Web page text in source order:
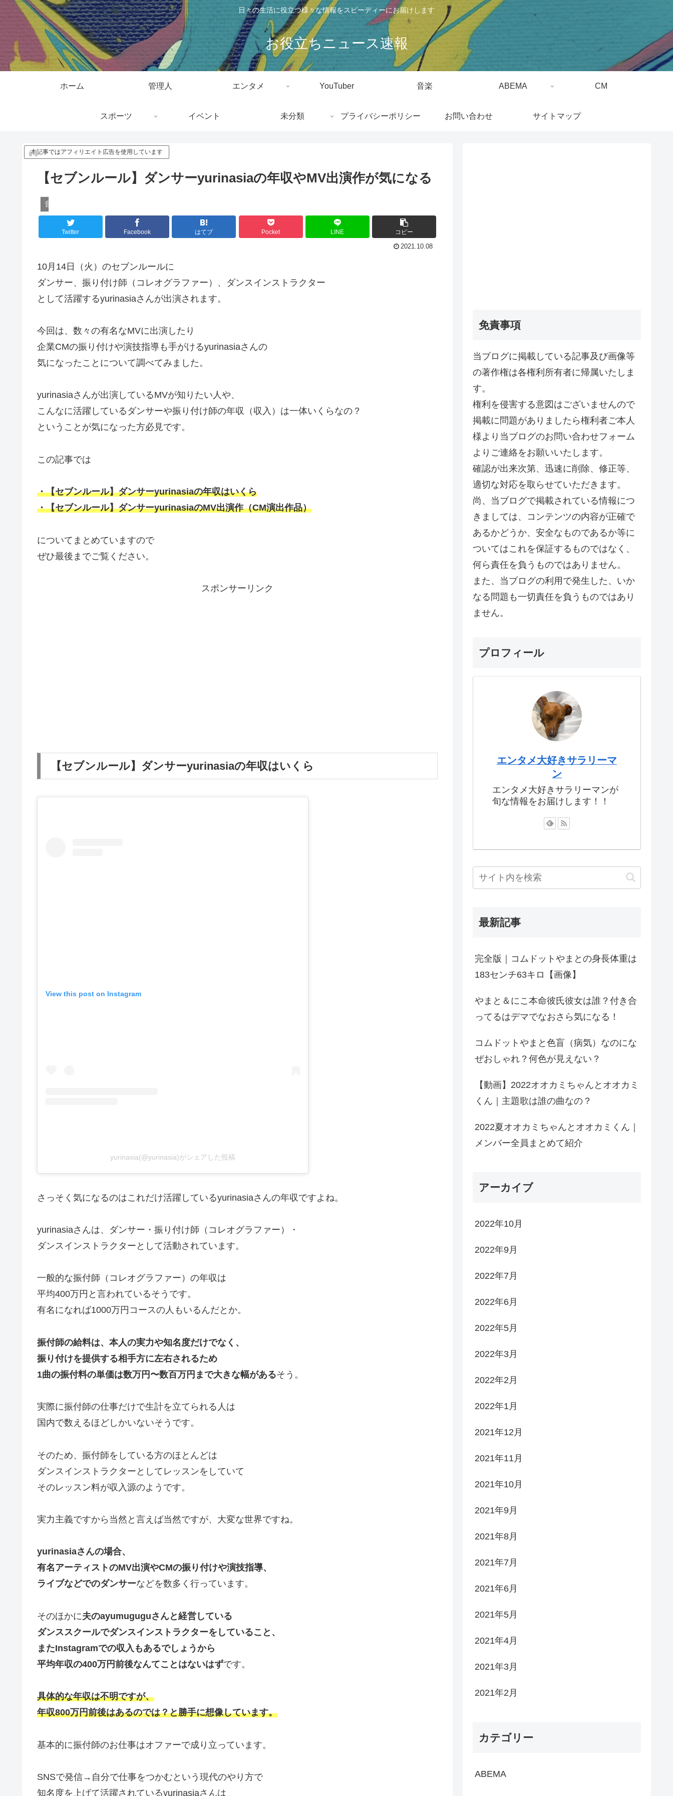
日々の生活に役立つ様々な情報をスピーディーにお届けします
お役立ちニュース速報
ホーム 管理人 エンタメ YouTuber 音楽 ABEMA CM
スポーツ イベント 未分類 プライバシーポリシー お問い合わせ サイトマップ
本記事ではアフィリエイト広告を使用しています
【セブンルール】ダンサーyurinasiaの年収やMV出演作が気になる
音楽
Twitter Facebook はてブ Pocket LINE コピー
2021.10.08
10月14日（火）のセブンルールに
ダンサー、振り付け師（コレオグラファー）、ダンスインストラクター
として活躍するyurinasiaさんが出演されます。
今回は、数々の有名なMVに出演したり
企業CMの振り付けや演技指導も手がけるyurinasiaさんの
気になったことについて調べてみました。
yurinasiaさんが出演しているMVが知りたい人や、
こんなに活躍しているダンサーや振り付け師の年収（収入）は一体いくらなの？
ということが気になった方必見です。
この記事では
・【セブンルール】ダンサーyurinasiaの年収はいくら
・【セブンルール】ダンサーyurinasiaのMV出演作（CM演出作品）
についてまとめていますので
ぜひ最後までご覧ください。
スポンサーリンク
【セブンルール】ダンサーyurinasiaの年収はいくら
View this post on Instagram
yurinasia(@yurinasia)がシェアした投稿
さっそく気になるのはこれだけ活躍しているyurinasiaさんの年収ですよね。
yurinasiaさんは、ダンサー・振り付け師（コレオグラファー）・
ダンスインストラクターとして活動されています。
一般的な振付師（コレオグラファー）の年収は
平均400万円と言われているそうです。
有名になれば1000万円コースの人もいるんだとか。
振付師の給料は、本人の実力や知名度だけでなく、
振り付けを提供する相手方に左右されるため
1曲の振付料の単価は数万円〜数百万円まで大きな幅があるそう。
実際に振付師の仕事だけで生計を立てられる人は
国内で数えるほどしかいないそうです。
そのため、振付師をしている方のほとんどは
ダンスインストラクターとしてレッスンをしていて
そのレッスン料が収入源のようです。
実力主義ですから当然と言えば当然ですが、大変な世界ですね。
yurinasiaさんの場合、
有名アーティストのMV出演やCMの振り付けや演技指導、
ライブなどでのダンサーなどを数多く行っています。
そのほかに夫のayumuguguさんと経営している
ダンススクールでダンスインストラクターをしていること、
またInstagramでの収入もあるでしょうから
平均年収の400万円前後なんてことはないはずです。
具体的な年収は不明ですが、
年収800万円前後はあるのでは？と勝手に想像しています。
基本的に振付師のお仕事はオファーで成り立っています。
SNSで発信→自分で仕事をつかむという現代のやり方で
知名度を上げて活躍されているyurinasiaさんは
免責事項
当ブログに掲載している記事及び画像等
の著作権は各権利所有者に帰属いたしま
す。
権利を侵害する意図はございませんので
掲載に問題がありましたら権利者ご本人
様より当ブログのお問い合わせフォーム
よりご連絡をお願いいたします。
確認が出来次第、迅速に削除、修正等、
適切な対応を取らせていただきます。
尚、当ブログで掲載されている情報につ
きましては、コンテンツの内容が正確で
あるかどうか、安全なものであるか等に
ついてはこれを保証するものではなく、
何ら責任を負うものではありません。
また、当ブログの利用で発生した、いか
なる問題も一切責任を負うものではあり
ません。
プロフィール
エンタメ大好きサラリーマ
ン
エンタメ大好きサラリーマンが
旬な情報をお届けします！！
最新記事
完全版｜コムドットやまとの身長体重は
183センチ63キロ【画像】
やまと＆にこ本命彼氏彼女は誰？付き合
ってるはデマでなおさら気になる！
コムドットやまと色盲（病気）なのにな
ぜおしゃれ？何色が見えない？
【動画】2022オオカミちゃんとオオカミ
くん｜主題歌は誰の曲なの？
2022夏オオカミちゃんとオオカミくん｜
メンバー全員まとめて紹介
アーカイブ
2022年10月
2022年9月
2022年7月
2022年6月
2022年5月
2022年3月
2022年2月
2022年1月
2021年12月
2021年11月
2021年10月
2021年9月
2021年8月
2021年7月
2021年6月
2021年5月
2021年4月
2021年3月
2021年2月
カテゴリー
ABEMA